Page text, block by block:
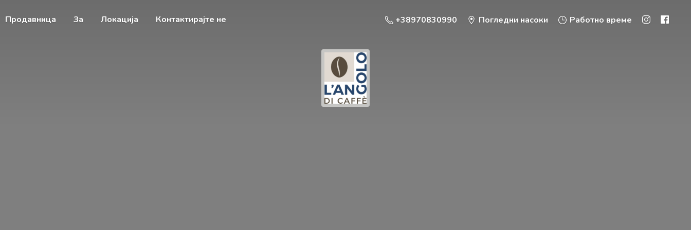
Продавница За Локација Контактирајте не +38970830990 Погледни насоки Работно време